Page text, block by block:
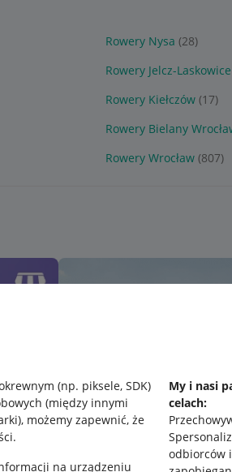
(np. piksele, SDK)
(między innymi
, możemy zapewnić, że
na urządzeniu
My i nasi
celach:
odbiorców
Rowery Nysa (28)
Rowery Jelcz-Laskowice
Rowery Kiełczów (17)
Rowery Bielany
Rowery Wrocław (807)